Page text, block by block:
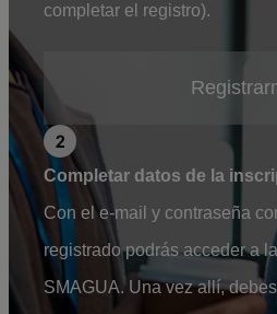
completar el registro).
Completar datos de la
Con el e-mail y contraseña
registrado podrás acceder a
SMAGUA. Una vez allí,